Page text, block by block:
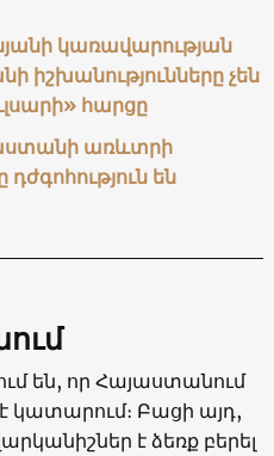
կառավարության
իշխանությունները չեն
հարցը
առևտրի
դժգոհություն են
են, որ Հայաստանում
կատարում։ Բացի այդ,
է ձեռք բերել